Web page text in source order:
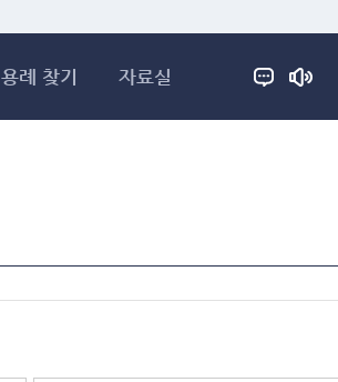
용례 찾기 자료실